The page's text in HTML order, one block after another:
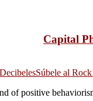
Capital
Súbele al
of positive